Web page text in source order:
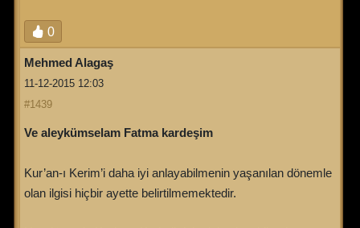
0
Mehmed Alagaş
11-12-2015 12:03
#1439
Ve aleykümselam Fatma kardeşim
Kur’an-ı Kerim’i daha iyi anlayabilmenin yaşanılan dönemle
olan ilgisi hiçbir ayette belirtilmemektedir.